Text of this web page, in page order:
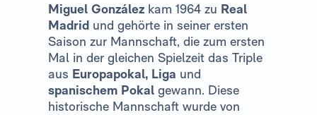
Miguel González kam 1964 zu Real
Madrid und gehörte in seiner ersten
Saison zur Mannschaft, die zum ersten
Mal in der gleichen Spielzeit das Triple
aus Europapokal, Liga und
spanischem Pokal gewann. Diese
historische Mannschaft wurde von